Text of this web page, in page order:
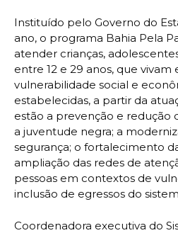
Instituído pelo Governo do
ano, o programa Bahia Pela
atender crianças,
entre 12 e 29 anos, que
vulnerabilidade social e
estabelecidas, a partir da
estão a prevenção e redução
a juventude negra; a
segurança; o fortalecimento
ampliação das redes de
pessoas em contextos de
inclusão de egressos do
Coordenadora executiva do